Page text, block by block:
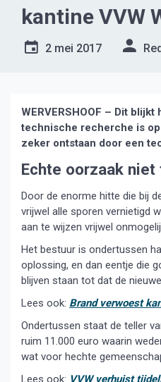
kantine VVW
2 mei 2017
WERVERSHOOF – Dit
technische recherche is
zeker ontstaan door een
Echte oorzaak
Door de enorme hitte die bij
vrijwel alle sporen vernietigd
aan te wijzen vrijwel
Het bestuur is ondertussen
oplossing, en dan eentje die
blijven staan tot dat de
Lees ook: Brand verwoest
Ondertussen staat de teller
ruim 11.000 euro waarin
wat voor hechte
Lees ook: VVW verhuist